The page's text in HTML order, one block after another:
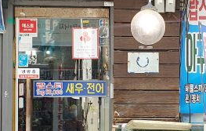
윤하네건어물